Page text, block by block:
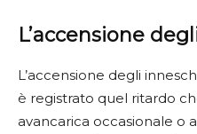
L’accensione
L’accensione degli
è registrato quel ritardo
avancarica occasionale o